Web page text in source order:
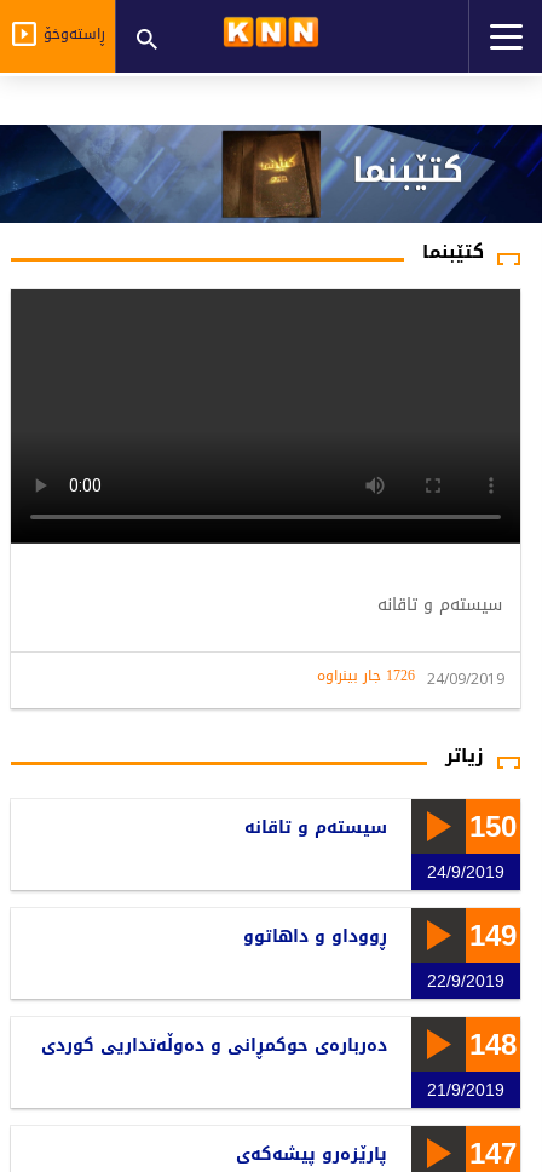
ڕاستەوخۆ
كتێبنما
سیستەم و تاقانە
24/09/2019 1726 جار بینراوە
زیاتر
150
24/9/2019
سیستەم و تاقانە
149
22/9/2019
ڕووداو و داهاتوو
148
21/9/2019
دەربارەی حوكمڕانی و دەوڵەتداریی كوردی
147 پارێزەرو پیشەكەی